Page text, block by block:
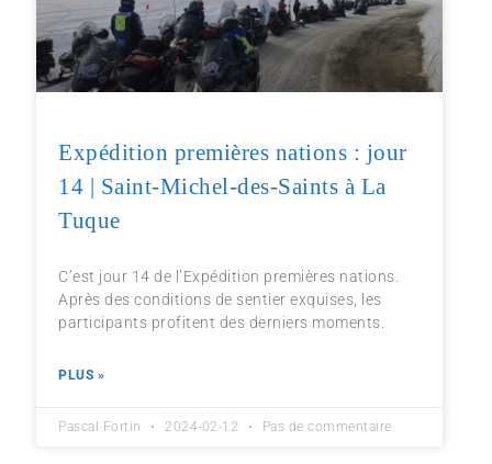
Expédition premières nations : jour
14 | Saint-Michel-des-Saints à La
Tuque
C’est jour 14 de l’Expédition premières nations.
Après des conditions de sentier exquises, les
participants profitent des derniers moments.
PLUS »
Pascal Fortin 2024-02-12 Pas de commentaire